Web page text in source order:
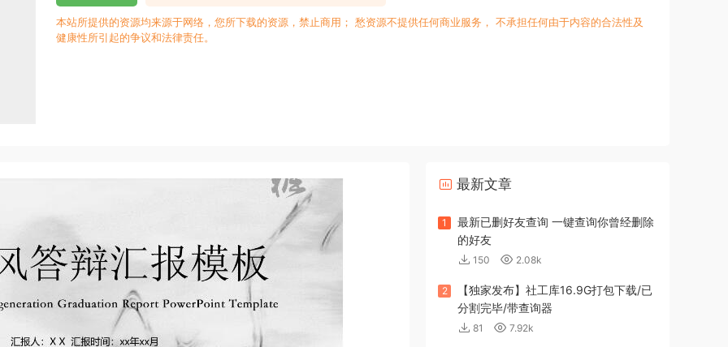
本站所提供的资源均来源于网络，您所下载的资源，禁止商用； 愁资源不提供任何商业服务， 不承担任何由于内容的合法性及
健康性所引起的争议和法律责任。
最新文章
1
最新已删好友查询 一键查询你曾经删除
的好友
150 2.08k
2
【独家发布】社工库16.9G打包下载/已
分割完毕/带查询器
81 7.92k